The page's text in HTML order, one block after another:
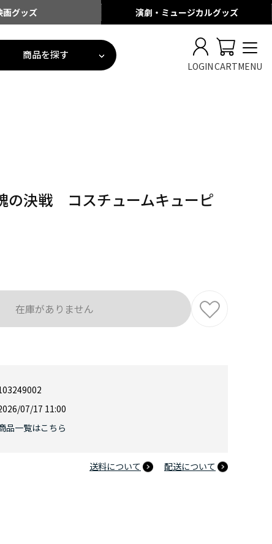
画グッズ 演劇・ミュージカルグッズ
商品を探す
LOGINCARTMENU
の決戦 コスチュームキューピ
07/17 11:00
品一覧はこちら
送料について 配送について
在庫がありません